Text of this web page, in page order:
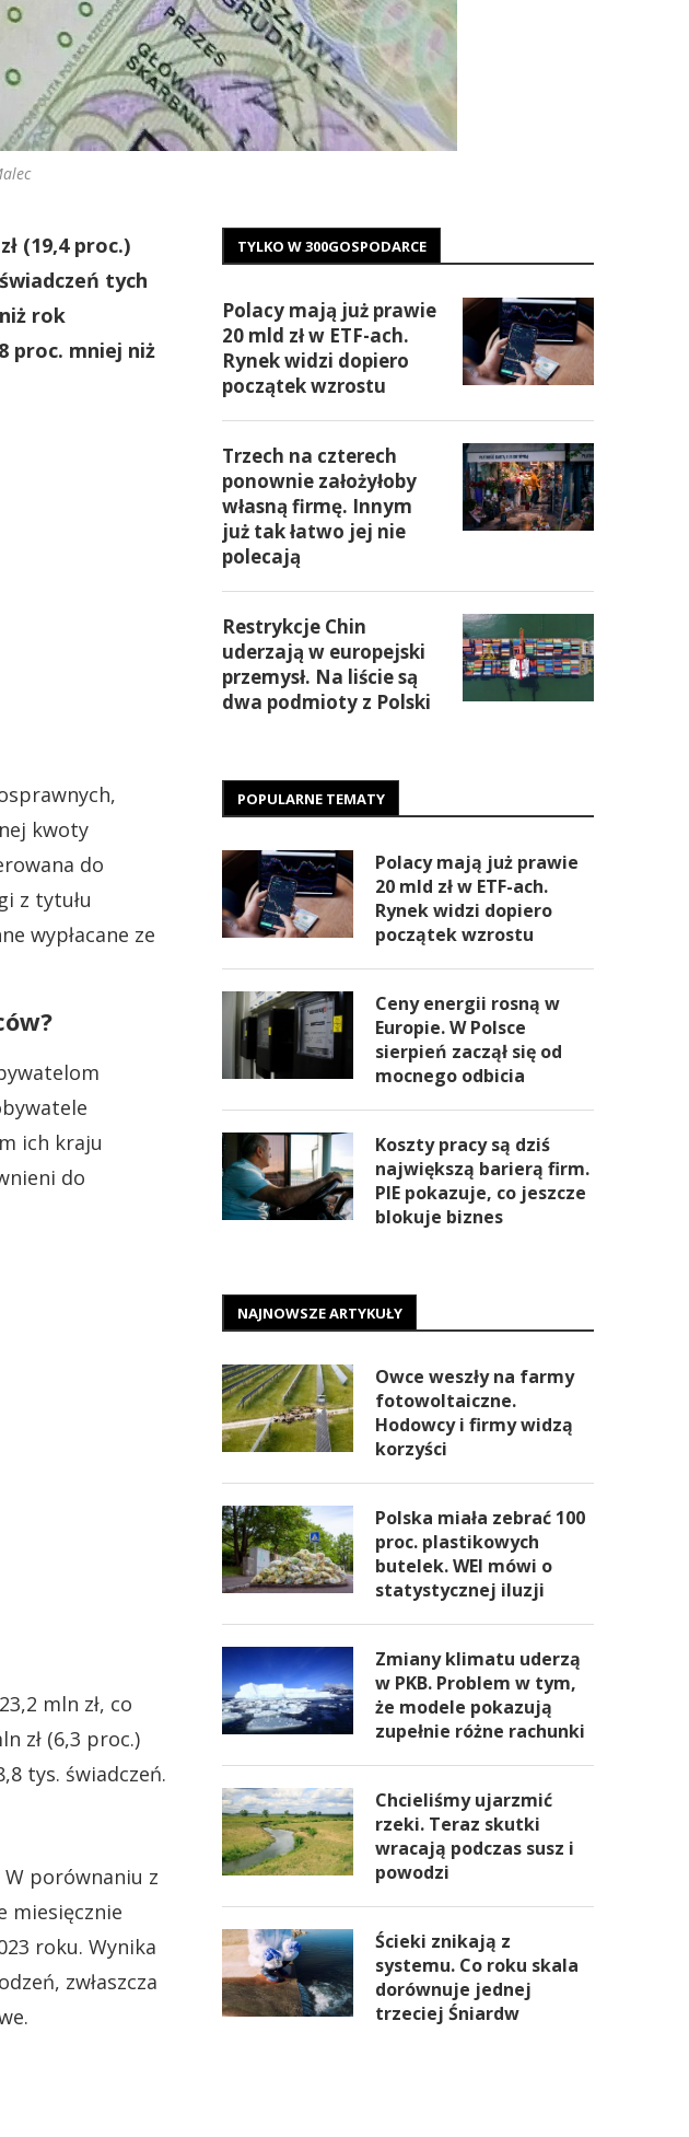
(19,4 proc.)
tych
rok
proc. mniej niż
kwoty
do
z tytułu
wypłacane ze
ich kraju
do
mln zł, co
zł (6,3 proc.)
tys. świadczeń.
W porównaniu z
miesięcznie
roku. Wynika
zwłaszcza
TYLKO W 300GOSPODARCE
Polacy mają już prawie
20 mld zł w ETF-ach.
Rynek widzi dopiero
początek wzrostu
Trzech na czterech
ponownie założyłoby
własną firmę. Innym
już tak łatwo jej nie
polecają
Restrykcje Chin
uderzają w europejski
przemysł. Na liście są
dwa podmioty z Polski
POPULARNE TEMATY
Polacy mają już prawie
20 mld zł w ETF-ach.
Rynek widzi dopiero
początek wzrostu
Ceny energii rosną w
Europie. W Polsce
sierpień zaczął się od
mocnego odbicia
Koszty pracy są dziś
największą barierą firm.
PIE pokazuje, co jeszcze
blokuje biznes
NAJNOWSZE ARTYKUŁY
Owce weszły na farmy
fotowoltaiczne.
Hodowcy i firmy widzą
korzyści
Polska miała zebrać 100
proc. plastikowych
butelek. WEI mówi o
statystycznej iluzji
Zmiany klimatu uderzą
w PKB. Problem w tym,
że modele pokazują
zupełnie różne rachunki
Chcieliśmy ujarzmić
rzeki. Teraz skutki
wracają podczas susz i
powodzi
Ścieki znikają z
systemu. Co roku skala
dorównuje jednej
trzeciej Śniardw